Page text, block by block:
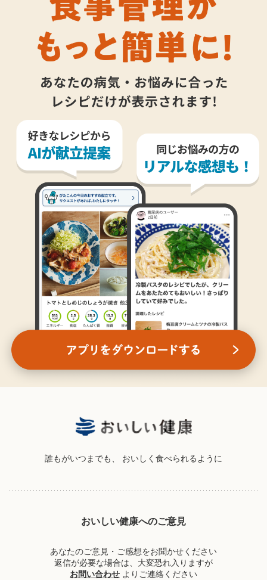
誰もがいつまでも、 おいしく食べられるように
おいしい健康へのご意見
あなたのご意見・ご感想をお聞かせください
返信が必要な場合は、大変恐れ入りますが
お問い合わせ よりご連絡ください